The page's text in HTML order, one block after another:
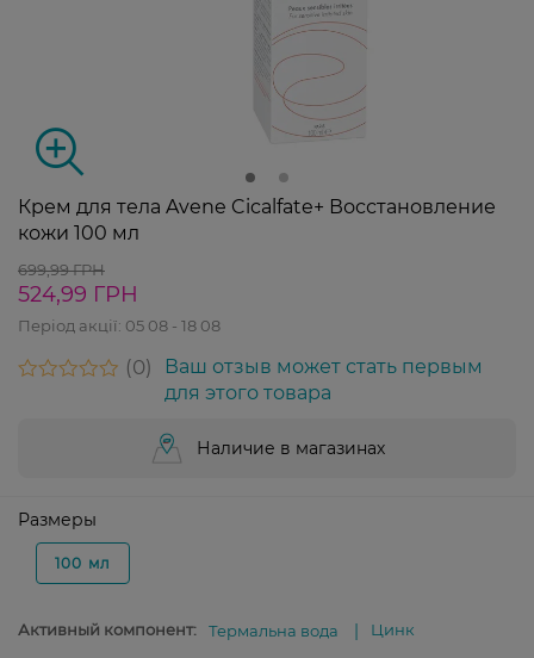
Крем для тела Avene Cicalfate+ Восстановление
кожи 100 мл
699,99 ГРН
524,99 ГРН
Період акції: 05 08 - 18 08
0
Ваш отзыв может стать первым
для этого товара
Наличие в магазинах
Размеры
100 мл
Активный компонент: Термальна вода Цинк